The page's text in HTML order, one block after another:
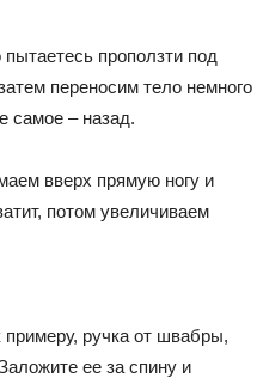
проползти под
переносим тело немного
самое – назад.
вверх прямую ногу и
потом увеличиваем
примеру, ручка от швабры,
ее за спину и